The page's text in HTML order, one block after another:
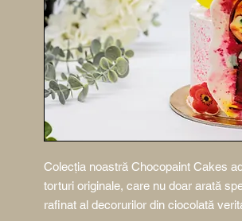
Colecția noastră Chocopaint Cakes
torturi originale, care nu doar arată
rafinat al decorurilor din ciocolată